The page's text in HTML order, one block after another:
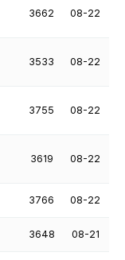
3662 08-22
3533 08-22
3755 08-22
3619 08-22
3766 08-22
3648 08-21